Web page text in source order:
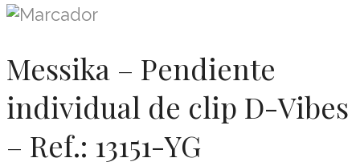
Messika – Pendiente
individual de clip D-Vibes
– Ref.: 13151-YG